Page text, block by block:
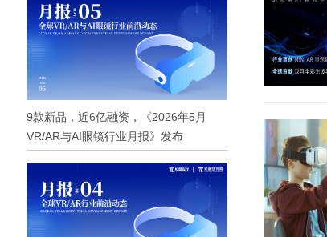
9款新品，近6亿融资，《2026年5月
VR/AR与AI眼镜行业月报》发布